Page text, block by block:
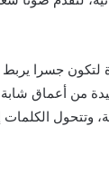
جسرا يربط
من أعماق
وتتحول